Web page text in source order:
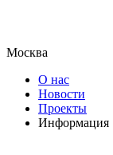
Москва
О нас
Новости
Проекты
Информация